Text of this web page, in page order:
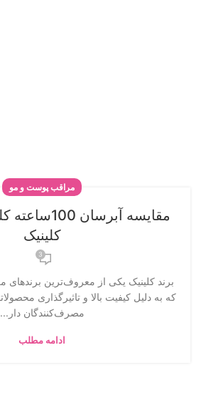
مراقب پوست و مو
مقایسه
کلینیک
3
برند کلینیک یکی از معروف‌ترین
که به دلیل کیفیت بالا و تاثیرگذاری
مصرف‌کنندگان دار...
ادامه مطلب